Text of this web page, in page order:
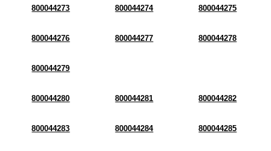
800044273 800044274 800044275
800044276 800044277 800044278
800044279
800044280 800044281 800044282
800044283 800044284 800044285